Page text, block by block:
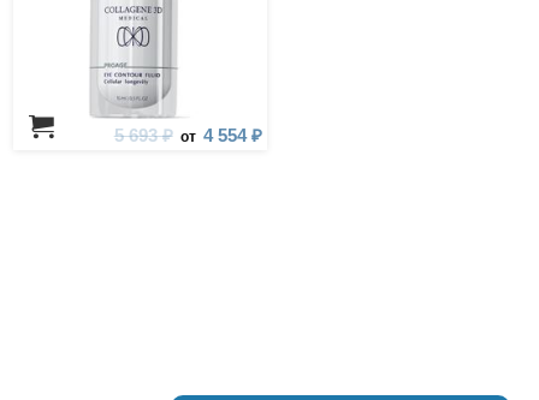
5 693 ₽ от 4 554 ₽